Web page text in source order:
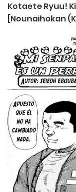
Kotaete Ryuu!
[Nounaihokan